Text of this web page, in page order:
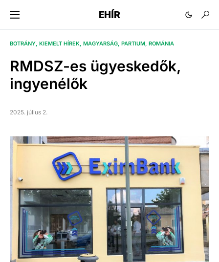
EHÍR
BOTRÁNY KIEMELT HÍREK MAGYARSÁG PARTIUM ROMÁNIA
RMDSZ-es ügyeskedők,
ingyenélők
2025. július 2.